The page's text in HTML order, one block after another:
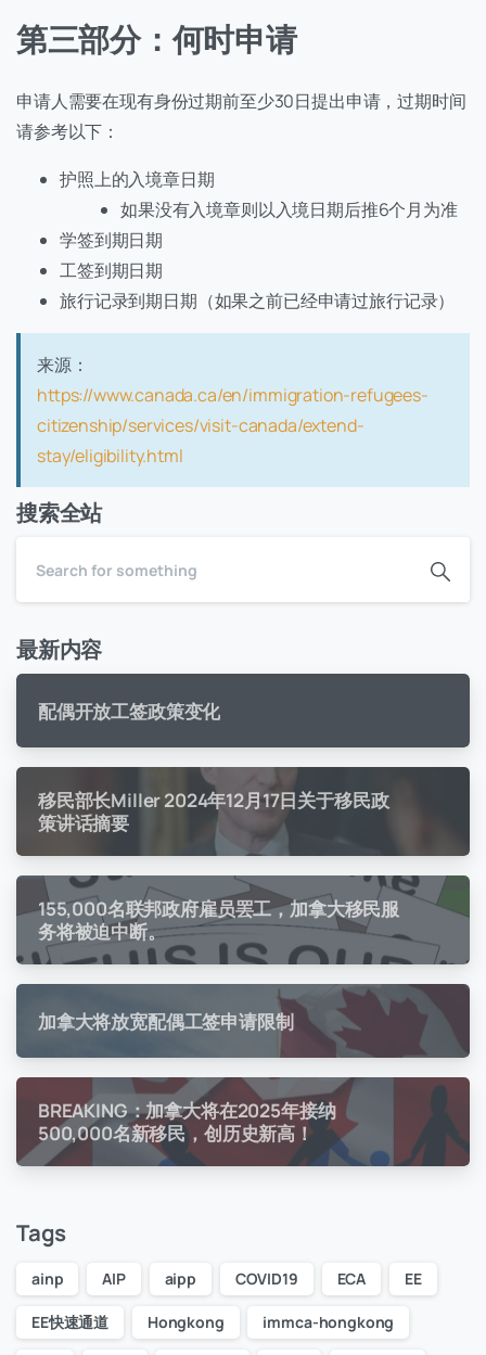
第三部分：何时申请
申请人需要在现有身份过期前至少30日提出申请，过期时间
请参考以下：
护照上的入境章日期
如果没有入境章则以入境日期后推6个月为准
学签到期日期
工签到期日期
旅行记录到期日期（如果之前已经申请过旅行记录）
来源：
https://www.canada.ca/en/immigration-refugees-
citizenship/services/visit-canada/extend-
stay/eligibility.html
搜索全站
最新内容
配偶开放工签政策变化
移民部长Miller 2024年12月17日关于移民政
策讲话摘要
155,000名联邦政府雇员罢工，加拿大移民服
务将被迫中断。
加拿大将放宽配偶工签申请限制
BREAKING：加拿大将在2025年接纳
500,000名新移民，创历史新高！
Tags
ainp AIP aipp COVID19 ECA EE
EE快速通道 Hongkong immca-hongkong